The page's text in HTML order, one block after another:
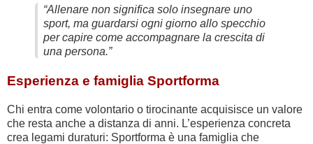
“Allenare non significa solo insegnare uno
sport, ma guardarsi ogni giorno allo specchio
per capire come accompagnare la crescita di
una persona.”
Esperienza e famiglia Sportforma
Chi entra come volontario o tirocinante acquisisce un valore
che resta anche a distanza di anni. L’esperienza concreta
crea legami duraturi: Sportforma è una famiglia che